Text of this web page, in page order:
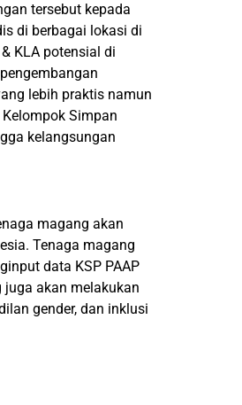
tersebut kepada
di berbagai lokasi di
KLA potensial di
lebih praktis namun
Simpan
kelangsungan
magang akan
Tenaga magang
data KSP PAAP
juga akan melakukan
gender, dan inklusi